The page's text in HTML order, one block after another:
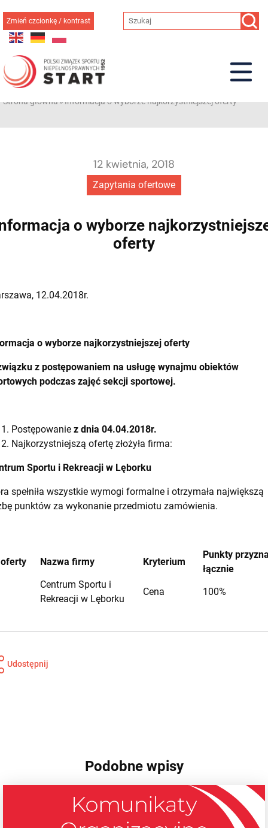
do
treści
Zmień czcionkę / kontrast
Strona główna»Informacja o wyborze najkorzystniejszej oferty
Zapytania ofertowe
12 kwietnia, 2018
o wyborze
oferty
12.04.2018r.
o wyborze najkorzystniejszej oferty
z postępowaniem na usługę wynajmu obiektów
podczas zajęć sekcji sportowej.
Postępowanie z dnia 04.04.2018r.
Najkorzystniejszą ofertę złożyła firma:
Sportu i Rekreacji w Lęborku
spełniła wszystkie wymogi formalne i otrzymała największą
punktów za wykonanie przedmiotu zamówienia.
Nazwa firmy Kryterium
Punkty
łącznie
Centrum Sportu i
Rekreacji w Lęborku
Cena 100%
Udostępnij
Podobne wpisy